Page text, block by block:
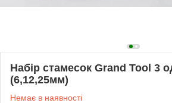
Набір стамесок Grand Tool 3
(6,12,25мм)
Немає в наявності